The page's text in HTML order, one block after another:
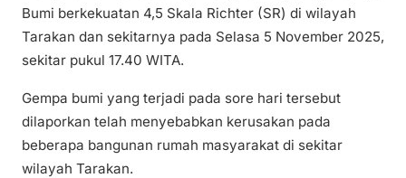
Bumi berkekuatan 4,5 Skala Richter (SR) di wilayah
Tarakan dan sekitarnya pada Selasa 5 November 2025,
sekitar pukul 17.40 WITA.
Gempa bumi yang terjadi pada sore hari tersebut
dilaporkan telah menyebabkan kerusakan pada
beberapa bangunan rumah masyarakat di sekitar
wilayah Tarakan.